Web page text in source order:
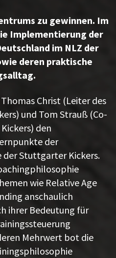
zu gewinnen. Im
Implementierung der
im NLZ der
deren praktische
Christ (Leiter des
und Tom Strauß (Co-
den
der
Stuttgarter Kickers.
wie Relative Age
anschaulich
ihrer Bedeutung für
Mehrwert bot die